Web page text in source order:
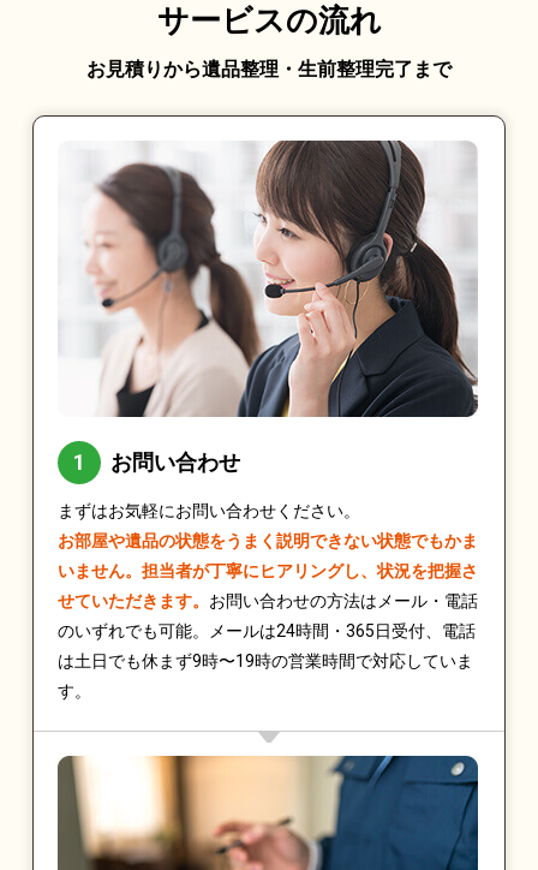
サービスの流れ
お見積りから遺品整理・生前整理完了まで
お問い合わせ
まずはお気軽にお問い合わせください。
お部屋や遺品の状態をうまく説明できない状態でもかま
いません。担当者が丁寧にヒアリングし、状況を把握さ
せていただきます。 お問い合わせの方法はメール・電話
のいずれでも可能。メールは24時間・365日受付、電話
は土日でも休まず9時〜19時の営業時間で対応していま
す。